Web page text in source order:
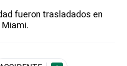
fueron trasladados en
Miami.